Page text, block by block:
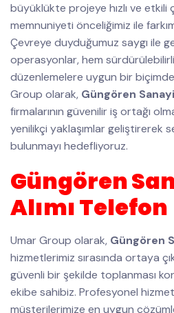
büyüklükte projeye hızlı ve
memnuniyeti önceliğimiz ile
Çevreye duyduğumuz saygı ile
operasyonlar, hem
düzenlemelere uygun bir
Group olarak, Güngören Sanayi
firmalarının güvenilir iş ortağı
yenilikçi yaklaşımlar geliştirerek
bulunmayı hedefliyoruz.
Güngören
Alımı Telefon
Umar Group olarak, Güngören
hizmetlerimiz sırasında ortaya
güvenli bir şekilde toplanması
ekibe sahibiz. Profesyonel hizmet
müşterilerimize en uygun